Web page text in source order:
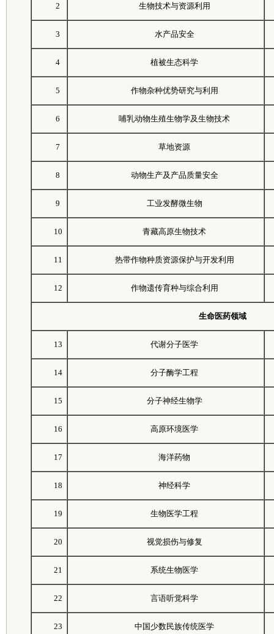
2 生物技术与资源利用
3 水产品安全
4 植被生态科学
5 作物杂种优势研究与利用
6 哺乳动物生殖生物学及生物技术
7 草地资源
8 动物生产及产品质量安全
9 工业发酵微生物
10 青藏高原生物技术
11 热带作物种质资源保护与开发利用
12 作物遗传育种与综合利用
生命医药领域
13 代谢分子医学
14 分子酶学工程
15 分子神经生物学
16 高原环境医学
17 海洋药物
18 神经科学
19 生物医学工程
20 视觉损伤与修复
21 系统生物医学
22 言语听觉科学
23 中国少数民族传统医学